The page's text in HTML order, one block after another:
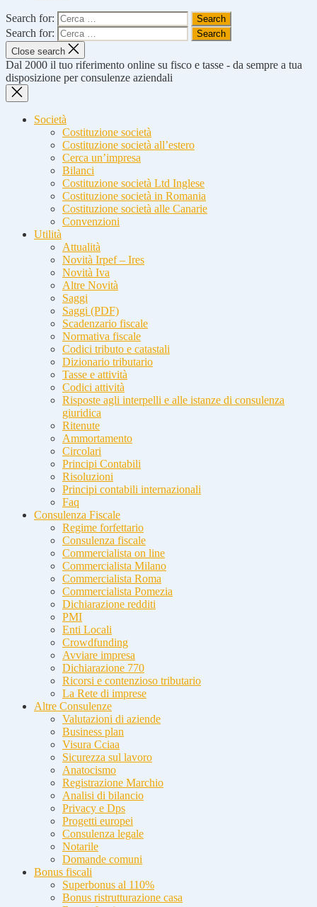
Search for:
Search for:
Close search
Dal 2000 il tuo riferimento online su fisco e tasse - da sempre a tua
disposizione per consulenze aziendali
Società
Costituzione società
Costituzione società all’estero
Cerca un’impresa
Bilanci
Costituzione società Ltd Inglese
Costituzione società in Romania
Costituzione società alle Canarie
Convenzioni
Utilità
Attualità
Novità Irpef – Ires
Novità Iva
Altre Novità
Saggi
Saggi (PDF)
Scadenzario fiscale
Normativa fiscale
Codici tributo e catastali
Dizionario tributario
Tasse e attività
Codici attività
Risposte agli interpelli e alle istanze di consulenza
giuridica
Ritenute
Ammortamento
Circolari
Principi Contabili
Risoluzioni
Principi contabili internazionali
Faq
Consulenza Fiscale
Regime forfettario
Consulenza fiscale
Commercialista on line
Commercialista Milano
Commercialista Roma
Commercialista Pomezia
Dichiarazione redditi
PMI
Enti Locali
Crowdfunding
Avviare impresa
Dichiarazione 770
Ricorsi e contenzioso tributario
La Rete di imprese
Altre Consulenze
Valutazioni di aziende
Business plan
Visura Cciaa
Sicurezza sul lavoro
Anatocismo
Registrazione Marchio
Analisi di bilancio
Privacy e Dps
Progetti europei
Consulenza legale
Notarile
Domande comuni
Bonus fiscali
Superbonus al 110%
Bonus ristrutturazione casa